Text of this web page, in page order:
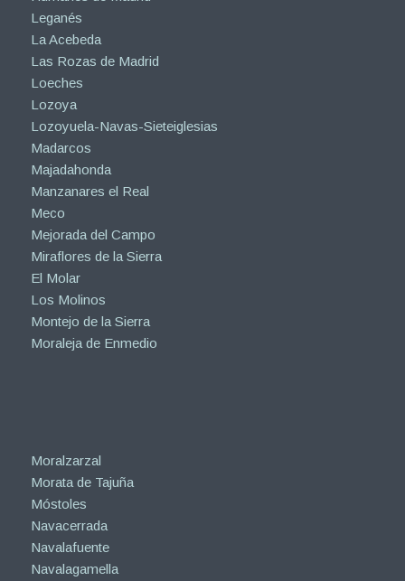
Leganés
La Acebeda
Las Rozas de Madrid
Loeches
Lozoya
Lozoyuela-Navas-Sieteiglesias
Madarcos
Majadahonda
Manzanares el Real
Meco
Mejorada del Campo
Miraflores de la Sierra
El Molar
Los Molinos
Montejo de la Sierra
Moraleja de Enmedio
Moralzarzal
Morata de Tajuña
Móstoles
Navacerrada
Navalafuente
Navalagamella